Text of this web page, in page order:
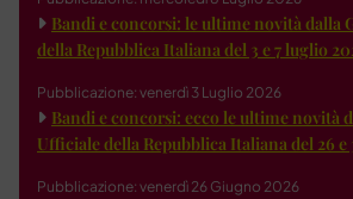
Bandi e concorsi: le ultime novità dalla
della Repubblica Italiana del 3 e 7 luglio
Pubblicazione: venerdì 3 Luglio 2026
Bandi e concorsi: ecco le ultime novità
Ufficiale della Repubblica Italiana del 26
Pubblicazione: venerdì 26 Giugno 2026